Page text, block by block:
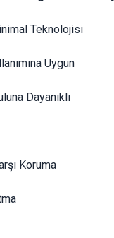
Teknolojisi
Uygun
Dayanıklı
Koruma